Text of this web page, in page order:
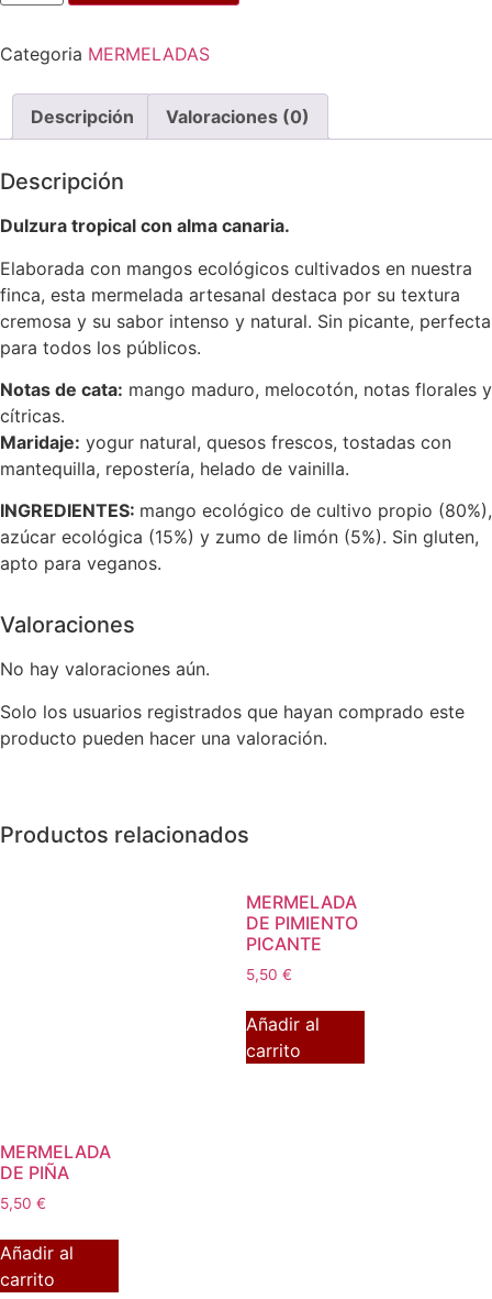
Categoria MERMELADAS
Descripción Valoraciones (0)
Descripción
Dulzura tropical con alma canaria.
Elaborada con mangos ecológicos cultivados en nuestra
finca, esta mermelada artesanal destaca por su textura
cremosa y su sabor intenso y natural. Sin picante, perfecta
para todos los públicos.
Notas de cata: mango maduro, melocotón, notas florales y
cítricas.
Maridaje: yogur natural, quesos frescos, tostadas con
mantequilla, repostería, helado de vainilla.
INGREDIENTES: mango ecológico de cultivo propio (80%),
azúcar ecológica (15%) y zumo de limón (5%). Sin gluten,
apto para veganos.
Valoraciones
No hay valoraciones aún.
Solo los usuarios registrados que hayan comprado este
producto pueden hacer una valoración.
Productos relacionados
MERMELADA
DE PIMIENTO
PICANTE
5,50 €
Añadir al
carrito
MERMELADA
DE PIÑA
5,50 €
Añadir al
carrito